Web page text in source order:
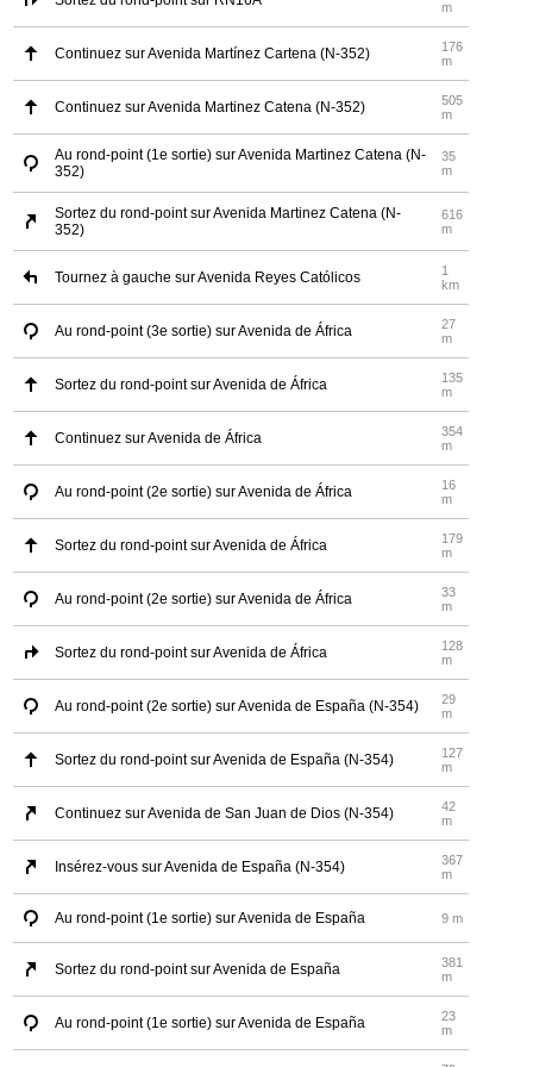
m
Continuez sur Avenida Martínez Cartena (N-352)
176
m
Continuez sur Avenida Martinez Catena (N-352)
505
m
Au rond-point (1e sortie) sur Avenida Martinez Catena (N-
352)
35
m
Sortez du rond-point sur Avenida Martinez Catena (N-
352)
616
m
Tournez à gauche sur Avenida Reyes Católicos
1
km
Au rond-point (3e sortie) sur Avenida de África
27
m
Sortez du rond-point sur Avenida de África
135
m
Continuez sur Avenida de África
354
m
Au rond-point (2e sortie) sur Avenida de África
16
m
Sortez du rond-point sur Avenida de África
179
m
Au rond-point (2e sortie) sur Avenida de África
33
m
Sortez du rond-point sur Avenida de África
128
m
Au rond-point (2e sortie) sur Avenida de España (N-354)
29
m
Sortez du rond-point sur Avenida de España (N-354)
127
m
Continuez sur Avenida de San Juan de Dios (N-354)
42
m
Insérez-vous sur Avenida de España (N-354)
367
m
Au rond-point (1e sortie) sur Avenida de España 9 m
Sortez du rond-point sur Avenida de España
381
m
Au rond-point (1e sortie) sur Avenida de España
23
m